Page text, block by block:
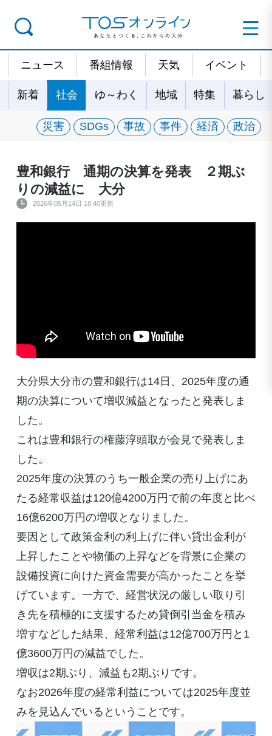
ニュース 番組情報 天気 イベント
新着 社会 ゆ～わく 地域 特集 暮らし
災害 SDGs 事故 事件 経済 政治
豊和銀行 通期の決算を発表 ２期ぶ
りの減益に 大分
2026年05月14日 18:40更新
大分県大分市の豊和銀行は14日、2025年度の通
期の決算について増収減益となったと発表しま
した。
これは豊和銀行の権藤淳頭取が会見で発表しま
した。
2025年度の決算のうち一般企業の売り上げにあ
たる経常収益は120億4200万円で前の年度と比べ
16億6200万円の増収となりました。
要因として政策金利の利上げに伴い貸出金利が
上昇したことや物価の上昇などを背景に企業の
設備投資に向けた資金需要が高かったことを挙
げています。一方で、経営状況の厳しい取り引
き先を積極的に支援するため貸倒引当金を積み
増すなどした結果、経常利益は12億700万円と1
億3600万円の減益でした。
増収は2期ぶり、減益も2期ぶりです。
なお2026年度の経常利益については2025年度並
みを見込んでいるということです。